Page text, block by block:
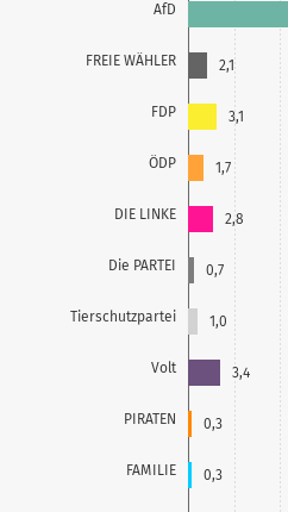
AfD
FREIE WÄHLER
FDP
ÖDP
DIE LINKE
Die PARTEI
Tierschutzpartei
Volt
PIRATEN
FAMILIE
2,1
3,1
1,7
2,8
0,7
1,0
3,4
0,3
0,3